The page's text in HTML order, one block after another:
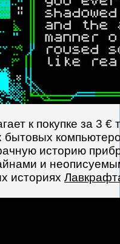
к покупке за 3 €
бытовых
историю
и
историях